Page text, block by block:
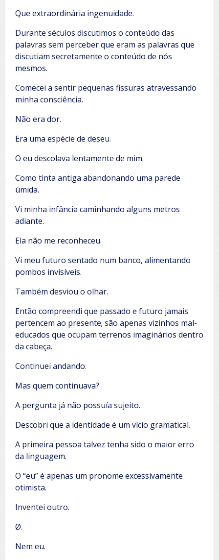
Que extraordinária ingenuidade.
Durante séculos discutimos o conteúdo das
palavras sem perceber que eram as palavras que
discutiam secretamente o conteúdo de nós
mesmos.
Comecei a sentir pequenas fissuras atravessando
minha consciência.
Não era dor.
Era uma espécie de deseu.
O eu descolava lentamente de mim.
Como tinta antiga abandonando uma parede
úmida.
Vi minha infância caminhando alguns metros
adiante.
Ela não me reconheceu.
Vi meu futuro sentado num banco, alimentando
pombos invisíveis.
Também desviou o olhar.
Então compreendi que passado e futuro jamais
pertencem ao presente; são apenas vizinhos mal-
educados que ocupam terrenos imaginários dentro
da cabeça.
Continuei andando.
Mas quem continuava?
A pergunta já não possuía sujeito.
Descobri que a identidade é um vício gramatical.
A primeira pessoa talvez tenha sido o maior erro
da linguagem.
O “eu” é apenas um pronome excessivamente
otimista.
Inventei outro.
Ø.
Nem eu.